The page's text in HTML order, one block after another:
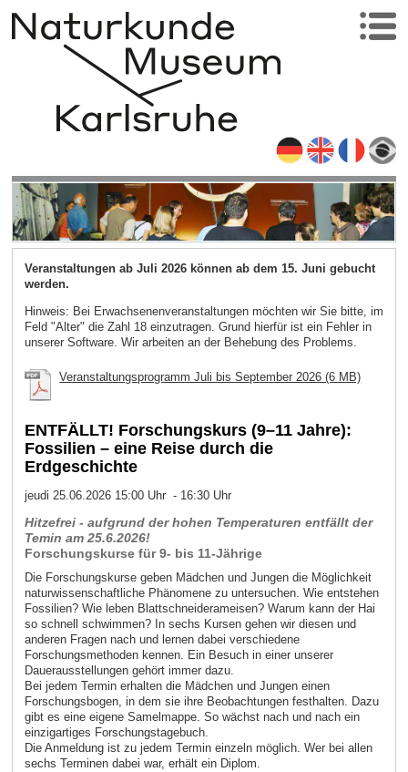
Veranstaltungen ab Juli 2026 können ab dem 15. Juni gebucht
werden.
Hinweis: Bei Erwachsenenveranstaltungen möchten wir Sie bitte, im
Feld "Alter" die Zahl 18 einzutragen. Grund hierfür ist ein Fehler in
unserer Software. Wir arbeiten an der Behebung des Problems.
Veranstaltungsprogramm Juli bis September 2026 (6 MB)
ENTFÄLLT! Forschungskurs (9–11 Jahre):
Fossilien – eine Reise durch die
Erdgeschichte
jeudi 25.06.2026 15:00 Uhr - 16:30 Uhr
Hitzefrei - aufgrund der hohen Temperaturen entfällt der
Temin am 25.6.2026!
Forschungskurse für 9- bis 11-Jährige
Die Forschungskurse geben Mädchen und Jungen die Möglichkeit
naturwissenschaftliche Phänomene zu untersuchen. Wie entstehen
Fossilien? Wie leben Blattschneiderameisen? Warum kann der Hai
so schnell schwimmen? In sechs Kursen gehen wir diesen und
anderen Fragen nach und lernen dabei verschiedene
Forschungsmethoden kennen. Ein Besuch in einer unserer
Dauerausstellungen gehört immer dazu.
Bei jedem Termin erhalten die Mädchen und Jungen einen
Forschungsbogen, in dem sie ihre Beobachtungen festhalten. Dazu
gibt es eine eigene Samelmappe. So wächst nach und nach ein
einzigartiges Forschungstagebuch.
Die Anmeldung ist zu jedem Termin einzeln möglich. Wer bei allen
sechs Terminen dabei war, erhält ein Diplom.